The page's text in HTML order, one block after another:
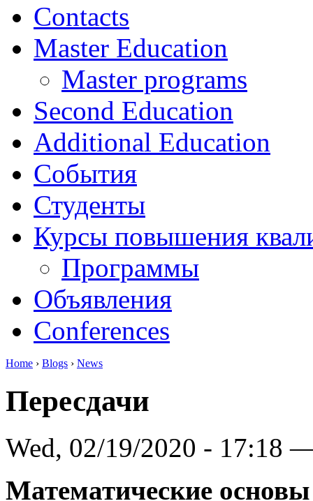
Contacts
Master Education
Master programs
Second Education
Additional Education
События
Студенты
Курсы повышения
Программы
Объявления
Conferences
Home › Blogs › News
Пересдачи
Wed, 02/19/2020 - 17:18
Математические основы